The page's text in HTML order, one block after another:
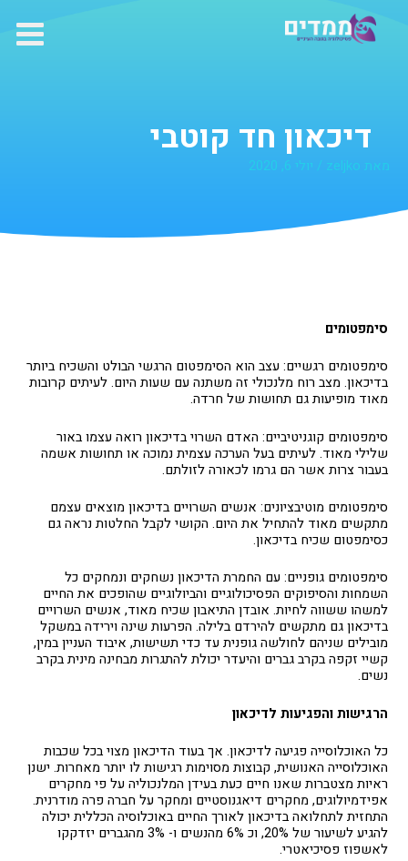
דיכאון חד קוטבי
מאת zeljko
/ יולי 6, 2020
סימפטומים
סימפטומים רגשיים: עצב הוא הסימפטום הרגשי הבולט והשכיח ביותר
בדיכאון. מצב רוח מלנכולי זה משתנה עם שעות היום. לעיתים קרובות
מאוד מופיעות גם תחושות של חרדה.
סימפטומים קוגניטיביים: האדם השרוי בדיכאון רואה עצמו באור
שלילי מאוד. לעיתים בעל הערכה עצמית נמוכה או תחושות אשמה
בעבור צרות אשר הם גרמו לכאורה לזולתם.
סימפטומים מוטיבציונים: אנשים השרויים בדיכאון מוצאים עצמם
מתקשים מאוד להתחיל את היום. הקושי לקבל החלטות נראה גם
כסימפטום שכיח בדיכאון.
סימפטומים גופניים: עם החמרת הדיכאון נשחקים ונמחקים כל
השמחות והסיפוקים הפסיכולוגיים והביולוגיים שהופכים את החיים
למשהו ששווה לחיות. אובדן התיאבון שכיח מאוד, אנשים השרויים
בדיכאון גם מתקשים להירדם בלילה. הפרעות שינה וירידה במשקל
מובילים שניהם לחולשה גופנית עד כדי תשישות, איבוד העניין במין,
קשיי זקפה בקרב גברים והיעדר יכולת להתגרות מבחינה מינית בקרב
נשים.
הרגישות והפגיעות לדיכאון
כל האוכלוסייה פגיעה לדיכאון. אך בעוד הדיכאון מצוי בכל שכבות
האוכלוסייה האנושית, קבוצות מסוימות רגישות לו יותר מאחרות. ישנן
ראיות מצטברות שאנו חיים כעת בעידן המלנכוליה על פי מחקרים
אפידמיולוגים, מחקרים דיאגנוסטיים ומחקר על חברה פרה מודרנית.
התחזית לתחלואה בדיכאון לאורך החיים באוכלוסיה הכללית יכולה
להגיע לשיעור של 20%, וכ 6% מהנשים ו- 3% מהגברים יזדקקו
לאשפוז פסיכיאטרי.